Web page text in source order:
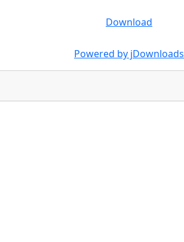
Download
Powered by jDownloads